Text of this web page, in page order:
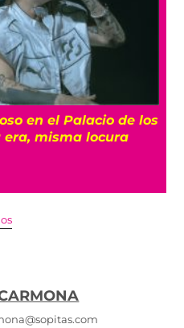
en el Palacio de los
misma locura